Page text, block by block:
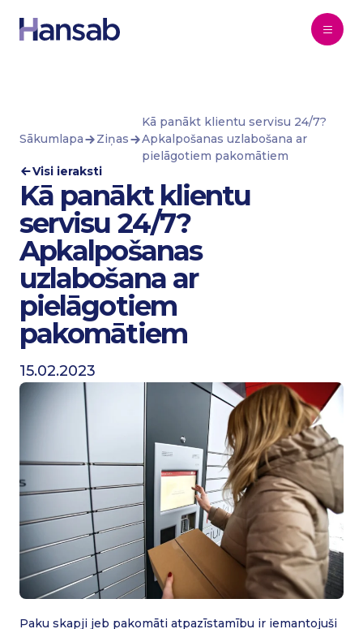
Sākumlapa Ziņas
Kā panākt klientu servisu 24/7?
Apkalpošanas uzlabošana ar
pielāgotiem pakomātiem
Visi ieraksti
Kā panākt klientu
servisu 24/7?
Apkalpošanas
uzlabošana ar
pielāgotiem
pakomātiem
15.02.2023
Paku skapji jeb pakomāti atpazīstamību ir iemantojuši